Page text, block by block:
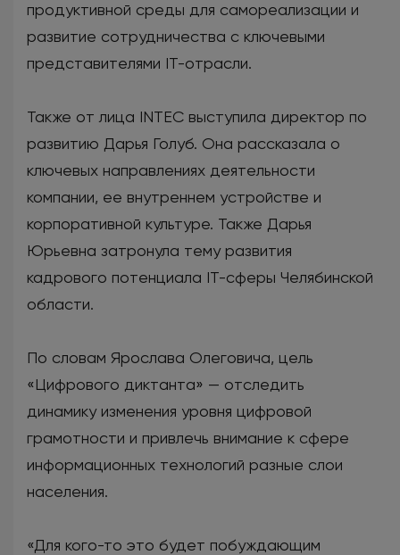
продуктивной среды для самореализации и
развитие сотрудничества с ключевыми
представителями IT-отрасли.
Также от лица INTEC выступила директор по
развитию Дарья Голуб. Она рассказала о
ключевых направлениях деятельности
компании, ее внутреннем устройстве и
корпоративной культуре. Также Дарья
Юрьевна затронула тему развития
кадрового потенциала IT-сферы Челябинской
области.
По словам Ярослава Олеговича, цель
«Цифрового диктанта» — отследить
динамику изменения уровня цифровой
грамотности и привлечь внимание к сфере
информационных технологий разные слои
населения.
«Для кого-то это будет побуждающим